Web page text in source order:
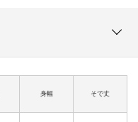
身幅 そで丈